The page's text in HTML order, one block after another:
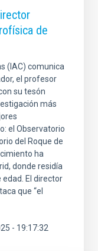
de
(IAC) comunica
el profesor
su tesón
más
el Observatorio
del Roque de
ha
donde residía
edad. El director
que “el
- 19:17:32